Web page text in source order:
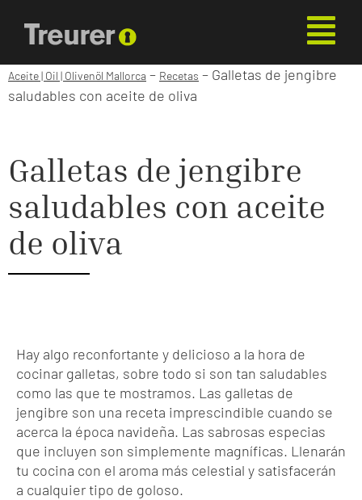
Aceite | Oil | Olivenöl Mallorca – Recetas – Galletas de jengibre
saludables con aceite de oliva
Galletas de jengibre
saludables con aceite
de oliva
Hay algo reconfortante y delicioso a la hora de
cocinar galletas, sobre todo si son tan saludables
como las que te mostramos. Las galletas de
jengibre son una receta imprescindible cuando se
acerca la época navideña. Las sabrosas especias
que incluyen son simplemente magníficas. Llenarán
tu cocina con el aroma más celestial y satisfacerán
a cualquier tipo de goloso.